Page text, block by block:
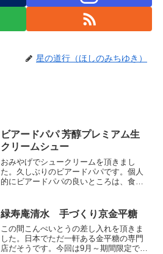
星の道行（ほしのみちゆき）
ビアードパパ 芳醇プレミアム生
クリームシュー
おみやげでシュークリームを頂きまし
た。久しぶりのビアードパパです。個人
的にビアードパパの良いところは、食べ
醇プレミアム生クリームシューという種
類でした。食べることに夢中...
緑寿庵清水 手づくり京金平糖
この間こんぺいとうの差し入れを頂きま
した。日本でただ一軒ある金平糖の専門
店だそうです。今回は9月～期間限定で販